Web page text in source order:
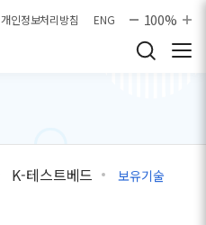
개인정보처리방침 ENG 100%
K-테스트베드
보유기술